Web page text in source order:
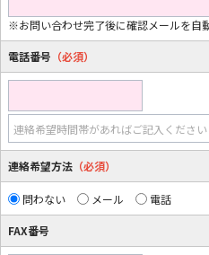
※お問い合わせ完了後に確認メールを自
電話番号 （必須）
連絡希望時間帯があればご記入ください
連絡希望方法 （必須）
問わない メール 電話
FAX番号